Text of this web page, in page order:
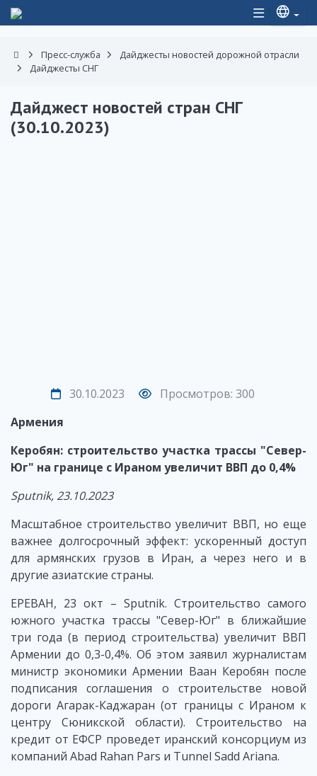
Пресс-служба
Дайджесты новостей дорожной отрасли
Дайджесты СНГ
Дайджест новостей стран СНГ
(30.10.2023)
30.10.2023
Просмотров: 300
Армения
Керобян: строительство участка трассы "Север-
Юг" на границе с Ираном увеличит ВВП до 0,4%
Sputnik, 23.10.2023
Масштабное строительство увеличит ВВП, но еще
важнее долгосрочный эффект: ускоренный доступ
для армянских грузов в Иран, а через него и в
другие азиатские страны.
ЕРЕВАН, 23 окт – Sputnik. Строительство самого
южного участка трассы "Север-Юг" в ближайшие
три года (в период строительства) увеличит ВВП
Армении до 0,3-0,4%. Об этом заявил журналистам
министр экономики Армении Ваан Керобян после
подписания соглашения о строительстве новой
дороги Агарак-Каджаран (от границы с Ираном к
центру Сюникской области). Строительство на
кредит от ЕФСР проведет иранский консорциум из
компаний Abad Rahan Pars и Tunnel Sadd Ariana.